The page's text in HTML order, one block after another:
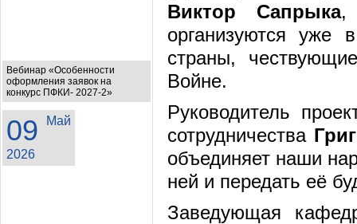
Вебинар «Особенности
оформления заявок на
конкурс ПФКИ- 2027-2»
09 Май
2026
Виктор Сапрыка,
организуются уже
страны,
Войне.
Руководитель
сотрудничества
объединяет наши
ней и передать её
Заведующая